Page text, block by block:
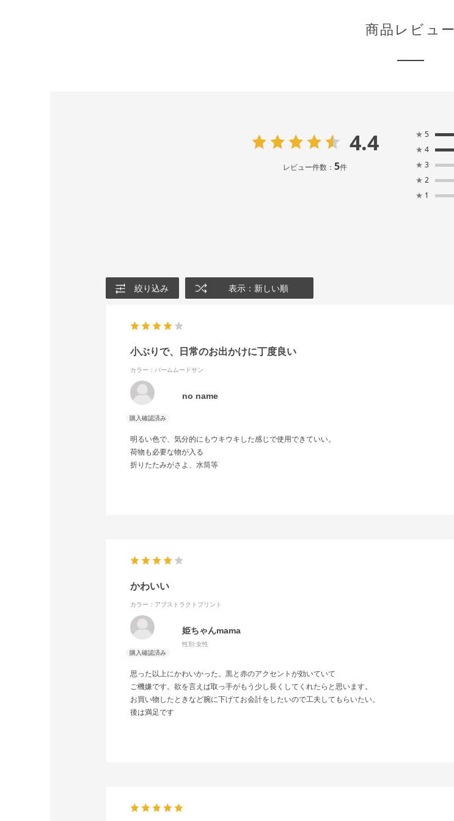
商品レビュー
4.4
レビュー件数： 5件
★ 5
★ 4
★ 3
★ 2
★ 1
絞り込み 表示：新しい順
小ぶりで、日常のお出かけに丁度良い
カラー：パームムードサン
no name
明るい色で、気分的にもウキウキした感じで使用できていい。
荷物も必要な物が入る
折りたたみがさよ、水筒等
かわいい
カラー：アブストラクトプリント
姫ちゃんmama
性別:女性
思った以上にかわいかった。黒と赤のアクセントが効いていて
ご機嫌です。欲を言えば取っ手がもう少し長くしてくれたらと思います。
お買い物したときなど腕に下げてお会計をしたいので工夫してもらいたい。
後は満足です